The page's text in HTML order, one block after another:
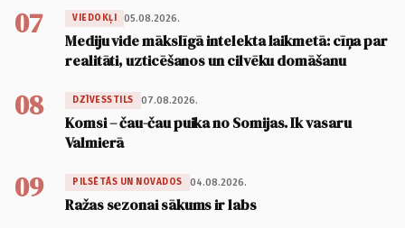
07 VIEDOKĻI 05.08.2026.
Mediju vide mākslīgā intelekta laikmetā: cīņa par
realitāti, uzticēšanos un cilvēku domāšanu
08 DZĪVESSTILS 07.08.2026.
Komsi – čau-čau puika no Somijas. Ik vasaru
Valmierā
09 PILSĒTĀS UN NOVADOS 04.08.2026.
Ražas sezonai sākums ir labs